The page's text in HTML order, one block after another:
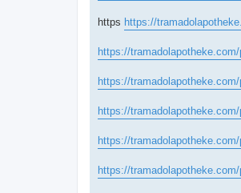
https https://
https://
https://
https://
https://
https://tramadolapotheke.com/